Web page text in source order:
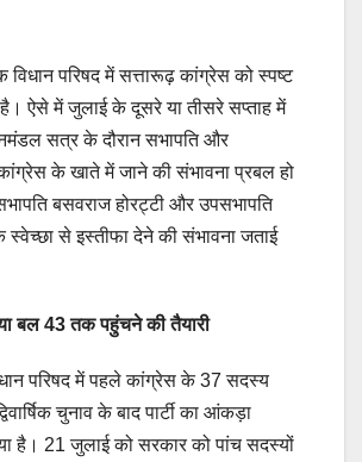
विधान परिषद में सत्तारूढ़ कांग्रेस को स्पष्ट
ऐसे में जुलाई के दूसरे या तीसरे सप्ताह में
सत्र के दौरान सभापति और
के खाते में जाने की संभावना प्रबल हो
बसवराज होरट्टी और उपसभापति
से इस्तीफा देने की संभावना जताई
बल 43 तक पहुंचने की तैयारी
परिषद में पहले कांग्रेस के 37 सदस्य
चुनाव के बाद पार्टी का आंकड़ा
है। 21 जुलाई को सरकार को पांच सदस्यों